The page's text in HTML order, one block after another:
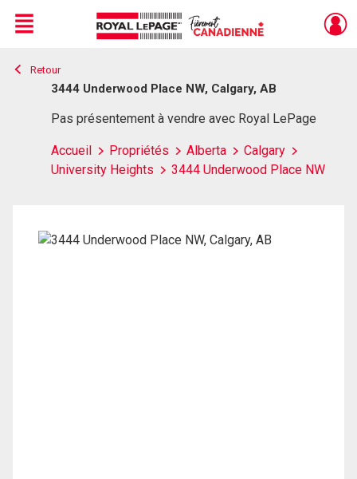
Live
En Direct
Menu
Retour
3444 Underwood Place NW, Calgary, AB
Pas présentement à vendre avec Royal LePage
Accueil Propriétés Alberta
Calgary
University Heights
3444 Underwood Place NW